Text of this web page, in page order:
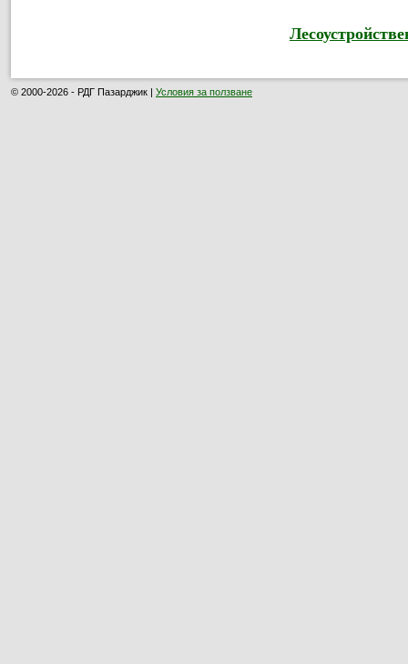
© 2000-2026 - РДГ Пазарджик | Условия за ползване